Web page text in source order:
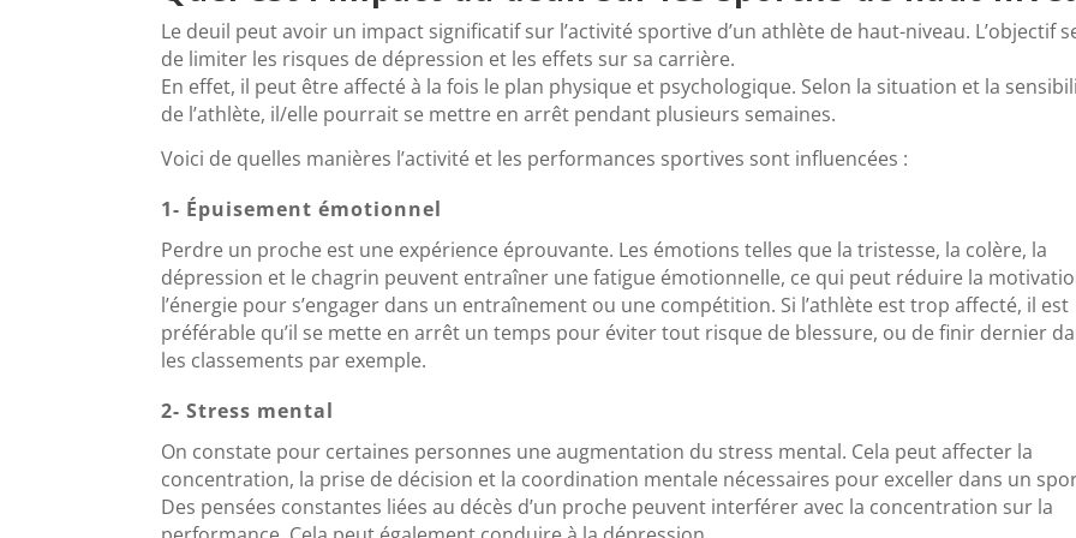
Le deuil peut avoir un impact significatif sur l’activité sportive d’un athlète de haut-niveau. L’objectif
de limiter les risques de dépression et les effets sur sa carrière.
En effet, il peut être affecté à la fois le plan physique et psychologique. Selon la situation et la
de l’athlète, il/elle pourrait se mettre en arrêt pendant plusieurs semaines.
Voici de quelles manières l’activité et les performances sportives sont influencées :
1- Épuisement émotionnel
Perdre un proche est une expérience éprouvante. Les émotions telles que la tristesse, la colère, la
dépression et le chagrin peuvent entraîner une fatigue émotionnelle, ce qui peut réduire la
l’énergie pour s’engager dans un entraînement ou une compétition. Si l’athlète est trop affecté, il est
préférable qu’il se mette en arrêt un temps pour éviter tout risque de blessure, ou de finir dernier
les classements par exemple.
2- Stress mental
On constate pour certaines personnes une augmentation du stress mental. Cela peut affecter la
concentration, la prise de décision et la coordination mentale nécessaires pour exceller dans un
Des pensées constantes liées au décès d’un proche peuvent interférer avec la concentration sur la